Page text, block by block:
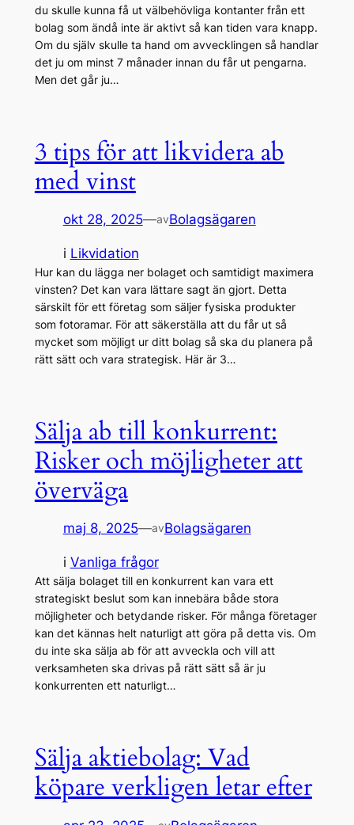
du skulle kunna få ut välbehövliga kontanter från ett
bolag som ändå inte är aktivt så kan tiden vara knapp.
Om du själv skulle ta hand om avvecklingen så handlar
det ju om minst 7 månader innan du får ut pengarna.
Men det går ju…
3 tips för att likvidera ab
med vinst
okt 28, 2025—avBolagsägaren
i Likvidation
Hur kan du lägga ner bolaget och samtidigt maximera
vinsten? Det kan vara lättare sagt än gjort. Detta
särskilt för ett företag som säljer fysiska produkter
som fotoramar. För att säkerställa att du får ut så
mycket som möjligt ur ditt bolag så ska du planera på
rätt sätt och vara strategisk. Här är 3…
Sälja ab till konkurrent:
Risker och möjligheter att
överväga
maj 8, 2025—avBolagsägaren
i Vanliga frågor
Att sälja bolaget till en konkurrent kan vara ett
strategiskt beslut som kan innebära både stora
möjligheter och betydande risker. För många företager
kan det kännas helt naturligt att göra på detta vis. Om
du inte ska sälja ab för att avveckla och vill att
verksamheten ska drivas på rätt sätt så är ju
konkurrenten ett naturligt…
Sälja aktiebolag: Vad
köpare verkligen letar efter